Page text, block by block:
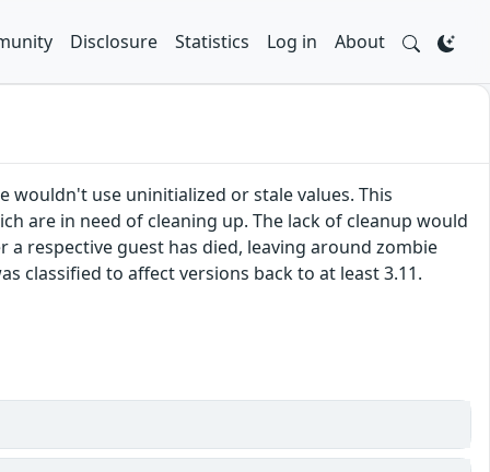
Disclosure Statistics Log in About
wouldn't use uninitialized or stale values. This
are in need of cleaning up. The lack of cleanup would
respective guest has died, leaving around zombie
classified to affect versions back to at least 3.11.